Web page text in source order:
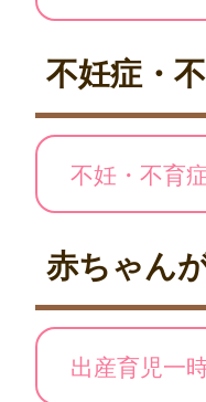
不妊症・
不妊・不育
赤ちゃん
出産育児一